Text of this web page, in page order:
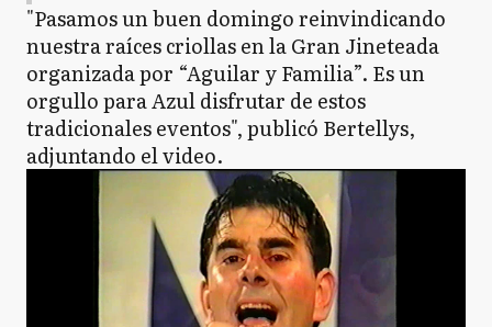
"Pasamos un buen domingo reinvindicando
nuestra raíces criollas en la Gran Jineteada
organizada por “Aguilar y Familia”. Es un
orgullo para Azul disfrutar de estos
tradicionales eventos", publicó Bertellys,
adjuntando el video.